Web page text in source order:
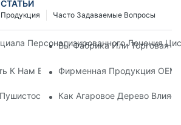
Часто Задаваемые Вопросы
Персонализированного Лечения
Вы Фабрика Или Торговая
К Нам В Гости И На Сотрудничество!
Фирменная Продукция
Эссенция Для Волос С
Как Агаровое Дерево